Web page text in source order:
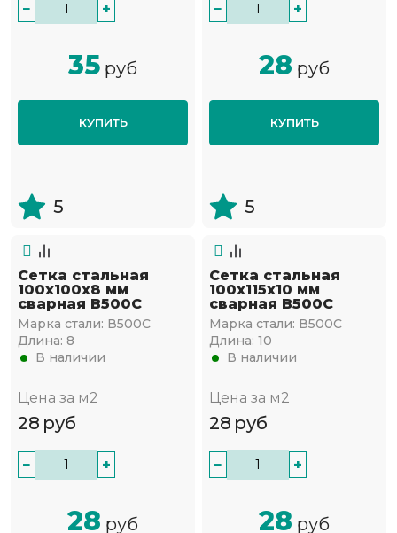
− +
35 руб
КУПИТЬ
5
− +
28 руб
КУПИТЬ
5
Сетка стальная
100х100х8 мм
сварная В500С
Марка стали: В500С
Длина: 8
В наличии
Цена за м2
28 руб
− +
28 руб
Сетка стальная
100х115х10 мм
сварная В500С
Марка стали: В500С
Длина: 10
В наличии
Цена за м2
28 руб
− +
28 руб